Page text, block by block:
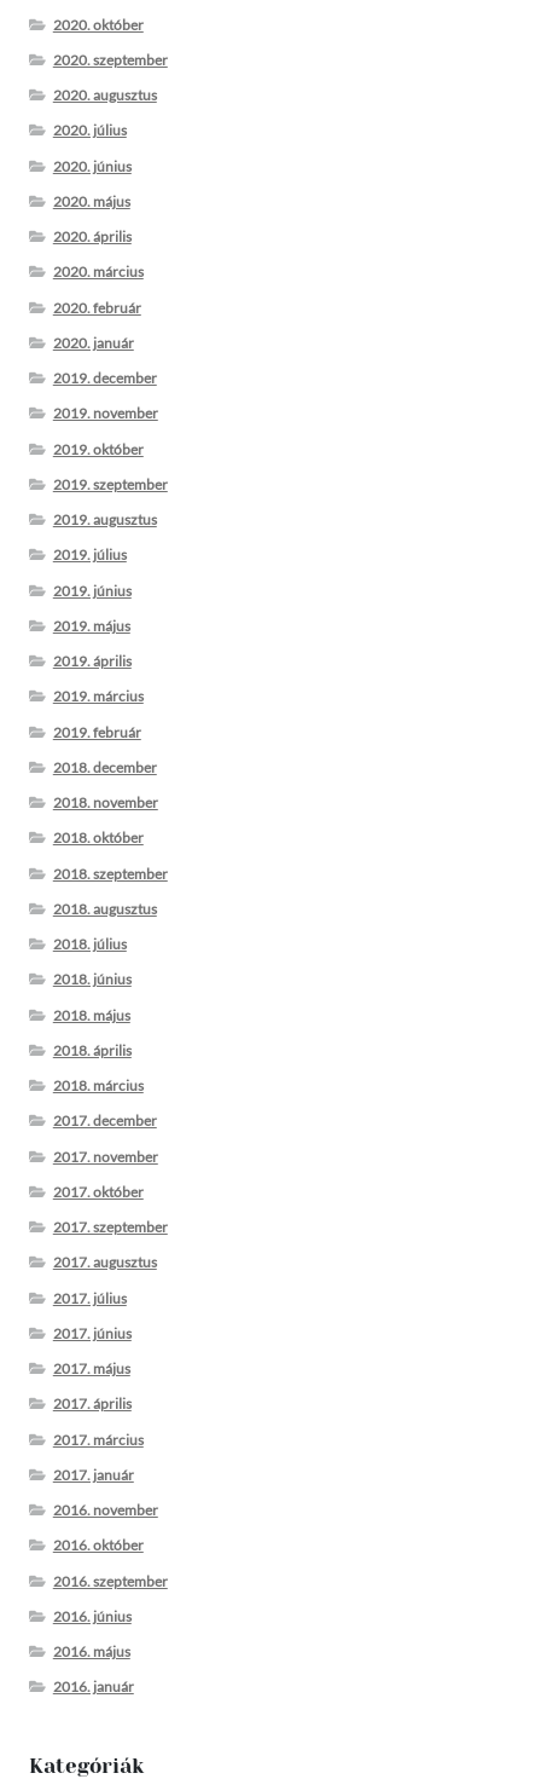
2020. október
2020. szeptember
2020. augusztus
2020. július
2020. június
2020. május
2020. április
2020. március
2020. február
2020. január
2019. december
2019. november
2019. október
2019. szeptember
2019. augusztus
2019. július
2019. június
2019. május
2019. április
2019. március
2019. február
2018. december
2018. november
2018. október
2018. szeptember
2018. augusztus
2018. július
2018. június
2018. május
2018. április
2018. március
2017. december
2017. november
2017. október
2017. szeptember
2017. augusztus
2017. július
2017. június
2017. május
2017. április
2017. március
2017. január
2016. november
2016. október
2016. szeptember
2016. június
2016. május
2016. január
Kategóriák